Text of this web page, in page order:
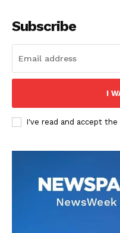
Subscribe
I
I've read and accept the